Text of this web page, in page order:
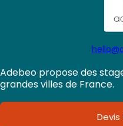
Adebeo propose des
grandes villes de France.